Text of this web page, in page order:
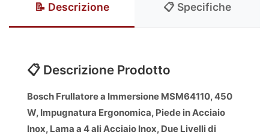
📝 Descrizione 📋 Specifiche
📋 Descrizione Prodotto
Bosch Frullatore a Immersione MSM64110, 450
W, Impugnatura Ergonomica, Piede in Acciaio
Inox, Lama a 4 ali Acciaio Inox, Due Livelli di